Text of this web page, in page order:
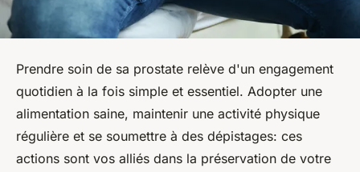
Prendre soin de sa prostate relève d'un engagement
quotidien à la fois simple et essentiel. Adopter une
alimentation saine, maintenir une activité physique
régulière et se soumettre à des dépistages: ces
actions sont vos alliés dans la préservation de votre